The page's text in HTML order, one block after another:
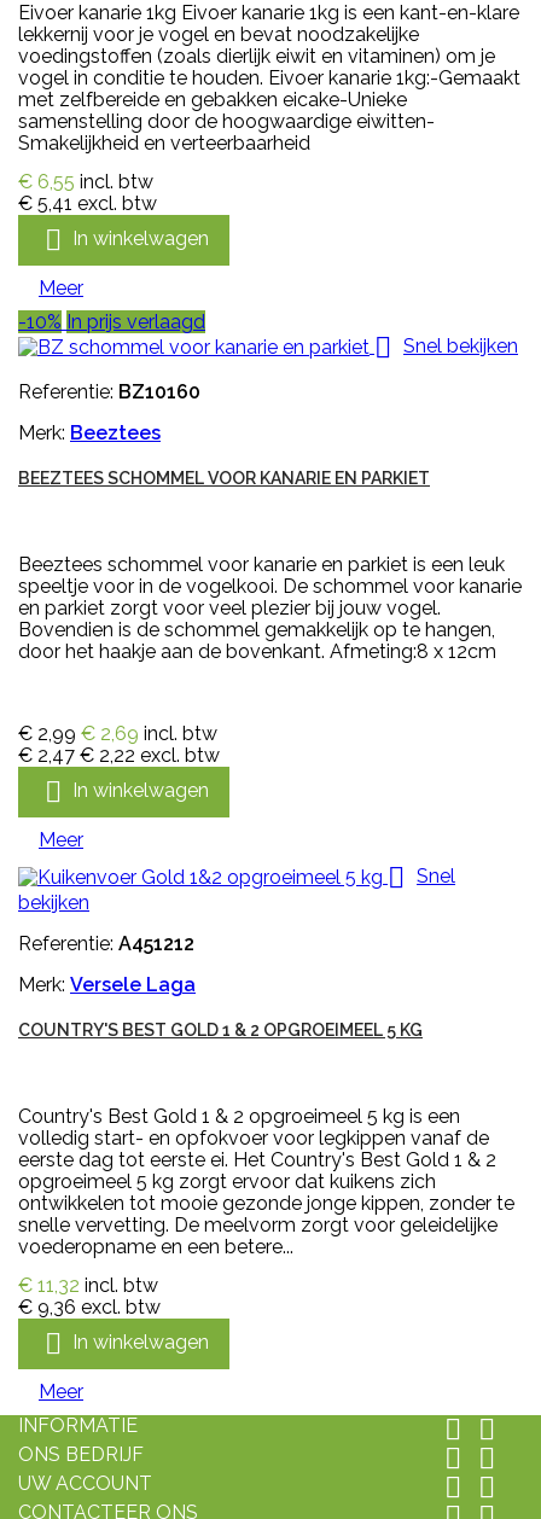
Eivoer kanarie 1kg Eivoer kanarie 1kg is een kant-en-klare
lekkernij voor je vogel en bevat noodzakelijke
voedingstoffen (zoals dierlijk eiwit en vitaminen) om je
vogel in conditie te houden. Eivoer kanarie 1kg:-Gemaakt
met zelfbereide en gebakken eicake-Unieke
samenstelling door de hoogwaardige eiwitten-
Smakelijkheid en verteerbaarheid
€ 6,55 incl. btw
€ 5,41 excl. btw
 In winkelwagen
Meer
-10% In prijs verlaagd
 Snel bekijken
Referentie: BZ10160
Merk: Beeztees
BEEZTEES SCHOMMEL VOOR KANARIE EN PARKIET
Beeztees schommel voor kanarie en parkiet is een leuk
speeltje voor in de vogelkooi. De schommel voor kanarie
en parkiet zorgt voor veel plezier bij jouw vogel.
Bovendien is de schommel gemakkelijk op te hangen,
door het haakje aan de bovenkant. Afmeting:8 x 12cm
€ 2,99 € 2,69 incl. btw
€ 2,47 € 2,22 excl. btw
 In winkelwagen
Meer
 Snel
bekijken
Referentie: A451212
Merk: Versele Laga
COUNTRY'S BEST GOLD 1 & 2 OPGROEIMEEL 5 KG
Country's Best Gold 1 & 2 opgroeimeel 5 kg is een
volledig start- en opfokvoer voor legkippen vanaf de
eerste dag tot eerste ei. Het Country's Best Gold 1 & 2
opgroeimeel 5 kg zorgt ervoor dat kuikens zich
ontwikkelen tot mooie gezonde jonge kippen, zonder te
snelle vervetting. De meelvorm zorgt voor geleidelijke
voederopname en een betere...
€ 11,32 incl. btw
€ 9,36 excl. btw
 In winkelwagen
Meer
INFORMATIE
 
ONS BEDRIJF  
UW ACCOUNT  
CONTACTEER ONS